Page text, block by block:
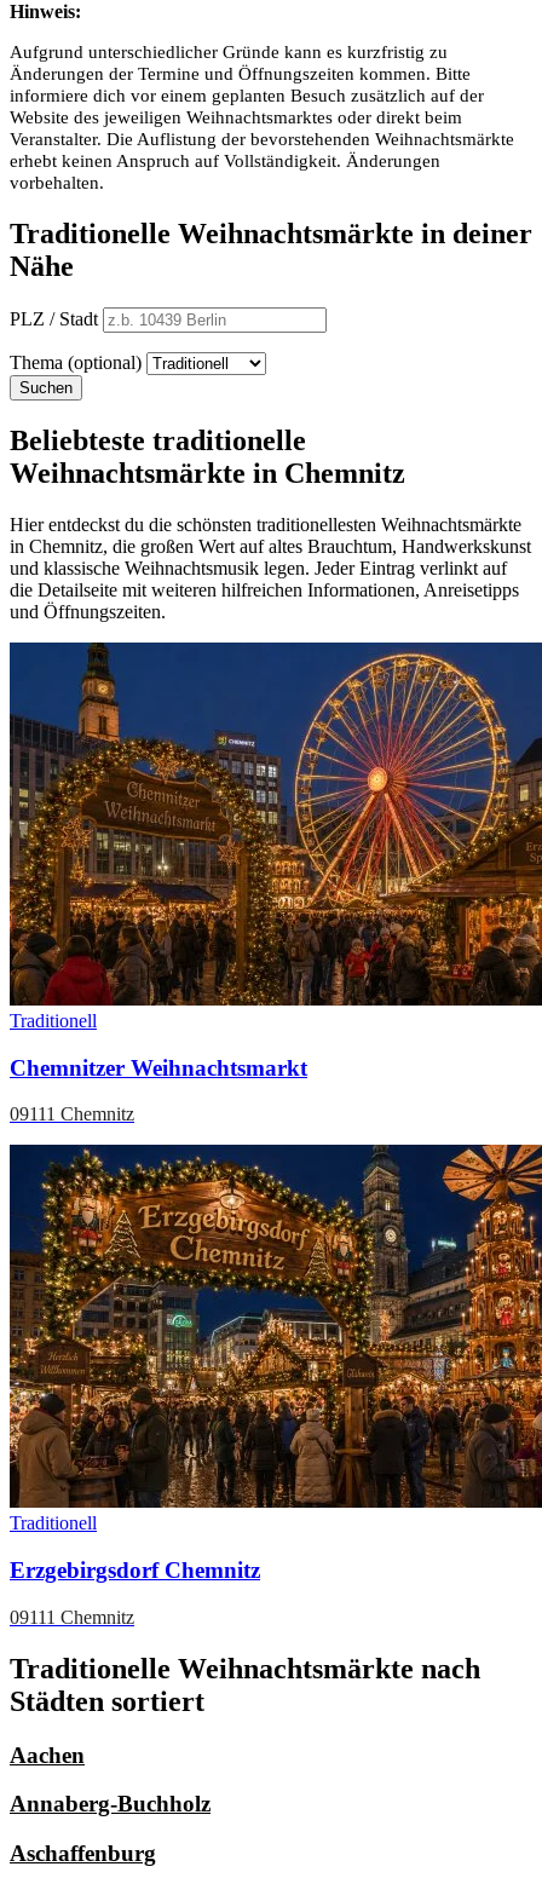
Hinweis:
Aufgrund unterschiedlicher Gründe kann es kurzfristig zu
Änderungen der Termine und Öffnungszeiten kommen. Bitte
informiere dich vor einem geplanten Besuch zusätzlich auf der
Website des jeweiligen Weihnachtsmarktes oder direkt beim
Veranstalter. Die Auflistung der bevorstehenden Weihnachtsmärkte
erhebt keinen Anspruch auf Vollständigkeit. Änderungen
vorbehalten.
Traditionelle Weihnachtsmärkte in deiner
Nähe
PLZ / Stadt
Thema (optional)
Suchen
Beliebteste traditionelle
Weihnachtsmärkte in Chemnitz
Hier entdeckst du die schönsten traditionellesten Weihnachtsmärkte
in Chemnitz, die großen Wert auf altes Brauchtum, Handwerkskunst
und klassische Weihnachtsmusik legen. Jeder Eintrag verlinkt auf
die Detailseite mit weiteren hilfreichen Informationen, Anreisetipps
und Öffnungszeiten.
Traditionell
Chemnitzer Weihnachtsmarkt
09111 Chemnitz
Traditionell
Erzgebirgsdorf Chemnitz
09111 Chemnitz
Traditionelle Weihnachtsmärkte nach
Städten sortiert
Aachen
Annaberg-Buchholz
Aschaffenburg